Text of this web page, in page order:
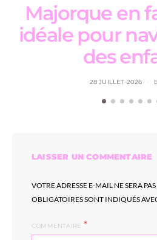
Majorque en
idéale pour
des
28 JUILLET 2026
LAISSER UN COMMENTAIRE
VOTRE ADRESSE E-MAIL NE SERA
OBLIGATOIRES SONT INDIQUÉS
COMMENTAIRE